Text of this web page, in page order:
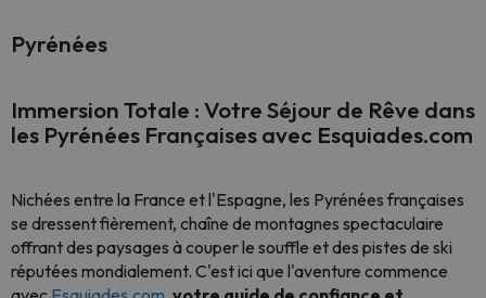
Pyrénées
Immersion Totale : Votre Séjour de Rêve dans
les Pyrénées Françaises avec Esquiades.com
Nichées entre la France et l'Espagne, les Pyrénées françaises
se dressent fièrement, chaîne de montagnes spectaculaire
offrant des paysages à couper le souffle et des pistes de ski
réputées mondialement. C'est ici que l'aventure commence